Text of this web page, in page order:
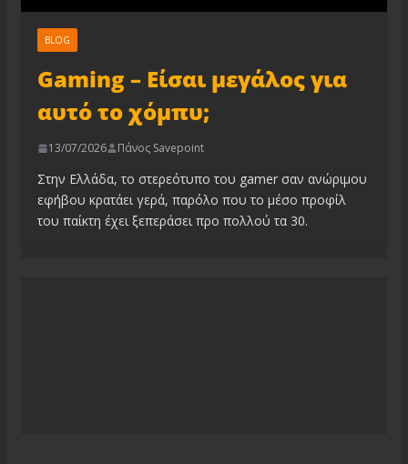
BLOG
Gaming – Είσαι μεγάλος για
αυτό το χόμπυ;
13/07/2026 Πάνος Savepoint
Στην Ελλάδα, το στερεότυπο του gamer σαν ανώριμου
εφήβου κρατάει γερά, παρόλο που το μέσο προφίλ
του παίκτη έχει ξεπεράσει προ πολλού τα 30.